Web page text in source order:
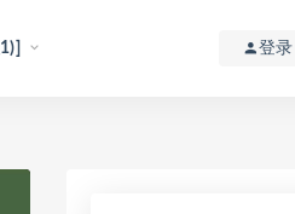
登录